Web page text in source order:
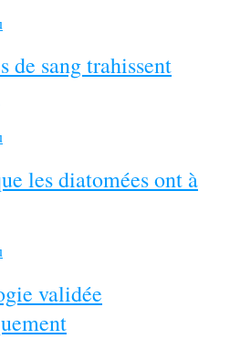
de sang trahissent
les diatomées ont à
validée